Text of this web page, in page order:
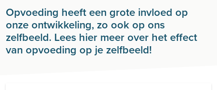
Opvoeding heeft een grote invloed op
onze ontwikkeling, zo ook op ons
zelfbeeld. Lees hier meer over het effect
van opvoeding op je zelfbeeld!